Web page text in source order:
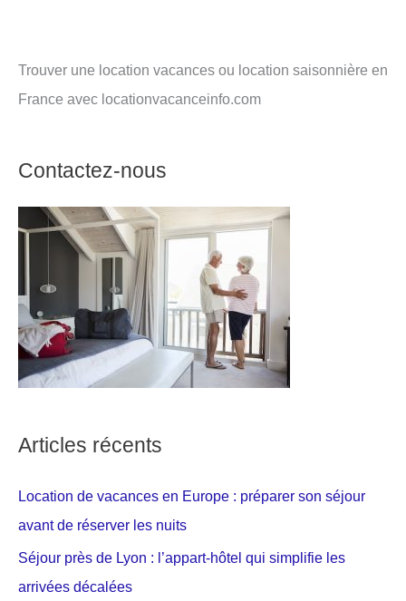
Trouver une location vacances ou location saisonnière en
France avec locationvacanceinfo.com
Contactez-nous
Articles récents
Location de vacances en Europe : préparer son séjour
avant de réserver les nuits
Séjour près de Lyon : l’appart-hôtel qui simplifie les
arrivées décalées